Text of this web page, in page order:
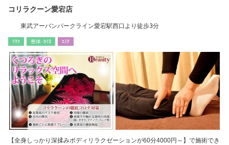
コリラクーン愛宕店
東武アーバンパークライン愛宕駅西口より徒歩3分
ﾘﾗｸ 整体･ｶｲﾛ ｴｽﾃ
【全身しっかり深揉みボディリラクゼーションが60分4000円～】で施術でき